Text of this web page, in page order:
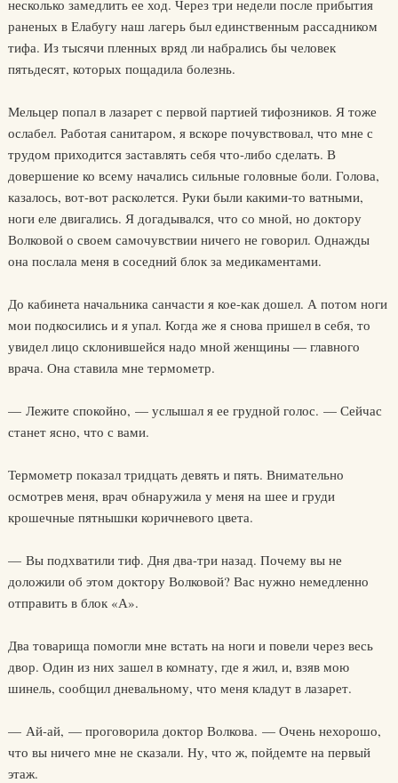
несколько замедлить ее ход. Через три недели после прибытия
раненых в Елабугу наш лагерь был единственным рассадником
тифа. Из тысячи пленных вряд ли набрались бы человек
пятьдесят, которых пощадила болезнь.
Мельцер попал в лазарет с первой партией тифозников. Я тоже
ослабел. Работая санитаром, я вскоре почувствовал, что мне с
трудом приходится заставлять себя что-либо сделать. В
довершение ко всему начались сильные головные боли. Голова,
казалось, вот-вот расколется. Руки были какими-то ватными,
ноги еле двигались. Я догадывался, что со мной, но доктору
Волковой о своем самочувствии ничего не говорил. Однажды
она послала меня в соседний блок за медикаментами.
До кабинета начальника санчасти я кое-как дошел. А потом ноги
мои подкосились и я упал. Когда же я снова пришел в себя, то
увидел лицо склонившейся надо мной женщины — главного
врача. Она ставила мне термометр.
— Лежите спокойно, — услышал я ее грудной голос. — Сейчас
станет ясно, что с вами.
Термометр показал тридцать девять и пять. Внимательно
осмотрев меня, врач обнаружила у меня на шее и груди
крошечные пятнышки коричневого цвета.
— Вы подхватили тиф. Дня два-три назад. Почему вы не
доложили об этом доктору Волковой? Вас нужно немедленно
отправить в блок «А».
Два товарища помогли мне встать на ноги и повели через весь
двор. Один из них зашел в комнату, где я жил, и, взяв мою
шинель, сообщил дневальному, что меня кладут в лазарет.
— Ай-ай, — проговорила доктор Волкова. — Очень нехорошо,
что вы ничего мне не сказали. Ну, что ж, пойдемте на первый
этаж.